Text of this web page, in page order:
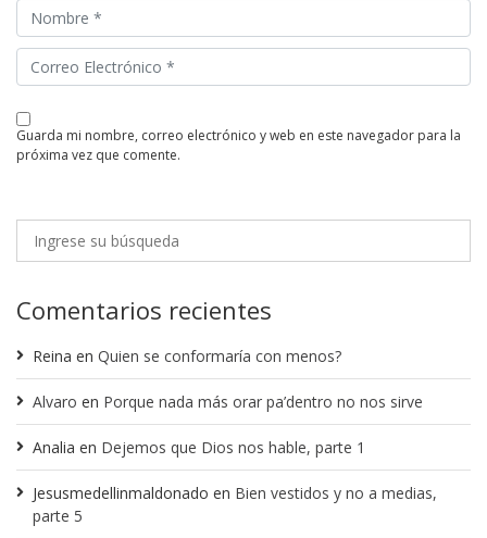
guarda mi nombre, correo electrónico y web en este navegador para la
próxima vez que comente.
Comentarios recientes
Reina en Quien se conformaría con menos?
Alvaro en Porque nada más orar pa’dentro no nos sirve
Analia en Dejemos que Dios nos hable, parte 1
Jesusmedellinmaldonado en Bien vestidos y no a medias,
parte 5